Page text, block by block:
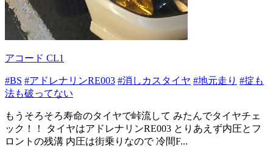
アコード CL1
#BS #アドレナリンRE003 #消しカスタイヤ #地元走り #掟も
法も破ってない
もうそろそろ寿命のタイヤで峠流して みたんでタイヤチェ
ック！！ タイヤはアドレナリンRE003 とりあえず内圧とフ
ロントの残溝 内圧は街乗りなので 冷間F...